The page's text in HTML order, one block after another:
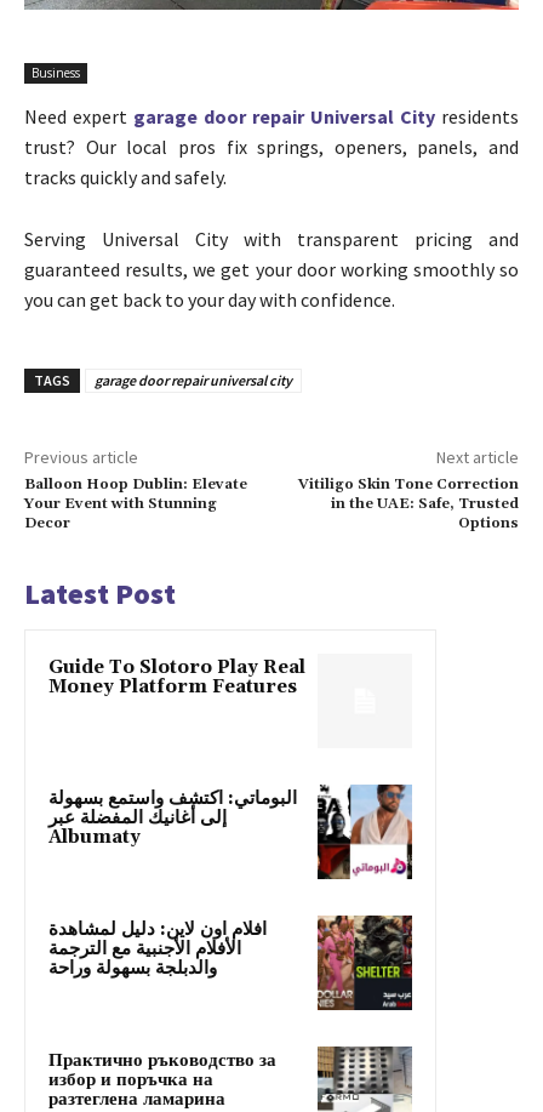
Business
Need expert garage door repair Universal City residents
trust? Our local pros fix springs, openers, panels, and
tracks quickly and safely.
Serving Universal City with transparent pricing and
guaranteed results, we get your door working smoothly so
you can get back to your day with confidence.
TAGS garage door repair universal city
Previous article
Balloon Hoop Dublin: Elevate
Your Event with Stunning
Decor
Next article
Vitiligo Skin Tone Correction
in the UAE: Safe, Trusted
Options
Latest Post
Guide To Slotoro Play Real
Money Platform Features
البوماتي: اكتشف واستمع بسهولة
إلى أغانيك المفضلة عبر
Albumaty
افلام اون لاين: دليل لمشاهدة
الأفلام الأجنبية مع الترجمة
والدبلجة بسهولة وراحة
Практично ръководство за
избор и поръчка на
разтеглена ламарина